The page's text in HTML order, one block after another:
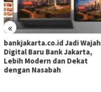
«
bankjakarta.co.id Jadi Wajah
Digital Baru Bank Jakarta,
Lebih Modern dan Dekat
dengan Nasabah